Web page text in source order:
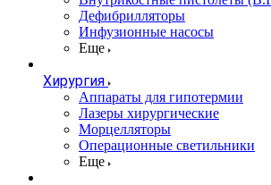
Дефибрилляторы
Инфузионные насосы
Еще
Хирургия
Аппараты для гипотермии
Лазеры хирургические
Морцелляторы
Операционные светильники
Еще